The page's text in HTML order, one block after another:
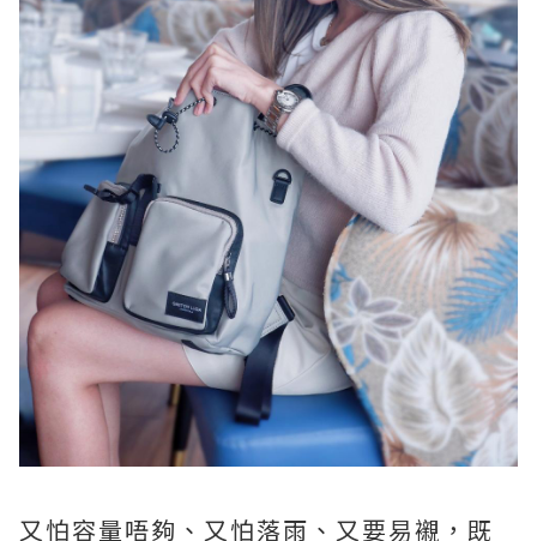
又怕容量唔夠、又怕落雨、又要易襯，既